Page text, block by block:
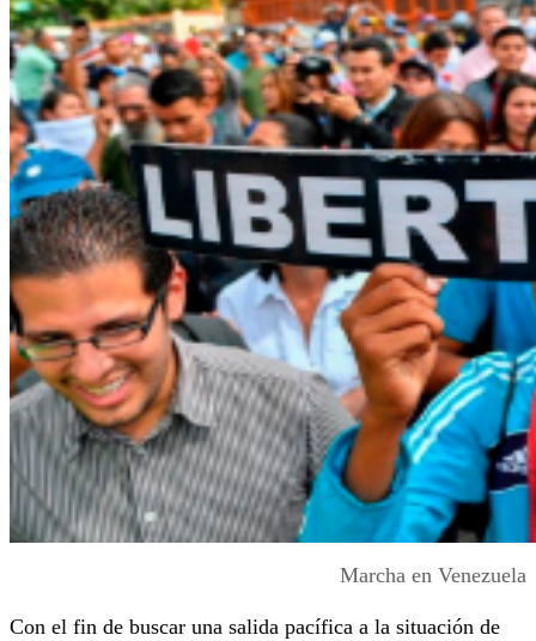
Marcha en Venezuela
Con el fin de buscar una salida pacífica a la situación de